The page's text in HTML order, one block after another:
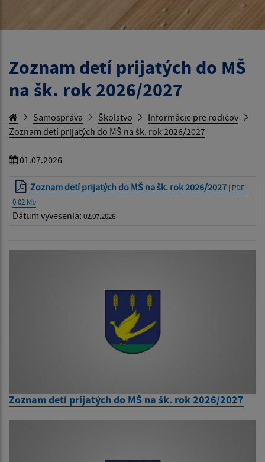
Zoznam detí prijatých do MŠ
na šk. rok 2026/2027
Samospráva Školstvo
Informácie pre rodičov
Zoznam detí prijatých do MŠ na šk. rok 2026/2027
01.07.2026
Zoznam detí prijatých do MŠ na šk. rok 2026/2027 | PDF |
0.02 Mb
Dátum vyvesenia: 02.07.2026
Zoznam detí prijatých do MŠ na šk. rok 2026/2027